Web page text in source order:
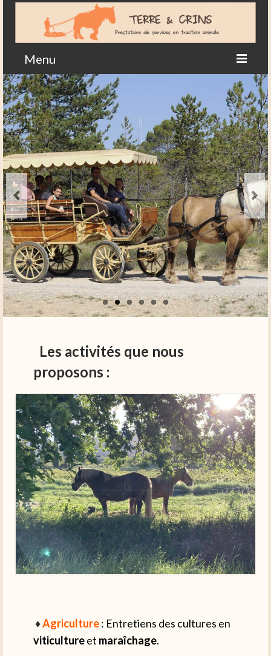
Menu
Accueil
Actualités en images
Agriculture
Contact
Les activités que nous
proposons :
♦Agriculture: Entretiens des cultures en
viticultureet maraîchage.